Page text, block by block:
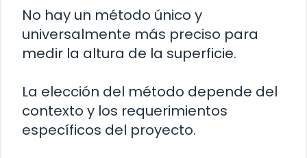
No hay un método único y
universalmente más preciso para
medir la altura de la superficie.
La elección del método depende del
contexto y los requerimientos
específicos del proyecto.